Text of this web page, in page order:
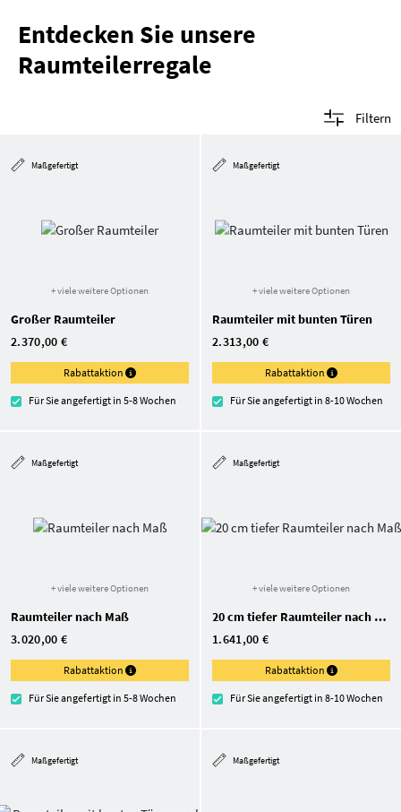
Entdecken Sie unsere
Raumteilerregale
Filtern
Maßgefertigt
+ viele weitere Optionen
Großer Raumteiler
2.370,00 €
Rabattaktion
Für Sie angefertigt in 5-8 Wochen
Maßgefertigt
+ viele weitere Optionen
Raumteiler mit bunten Türen
2.313,00 €
Rabattaktion
Für Sie angefertigt in 8-10 Wochen
Maßgefertigt
+ viele weitere Optionen
Raumteiler nach Maß
3.020,00 €
Rabattaktion
Für Sie angefertigt in 5-8 Wochen
Maßgefertigt
+ viele weitere Optionen
20 cm tiefer Raumteiler nach Maß
1.641,00 €
Rabattaktion
Für Sie angefertigt in 8-10 Wochen
Maßgefertigt Maßgefertigt